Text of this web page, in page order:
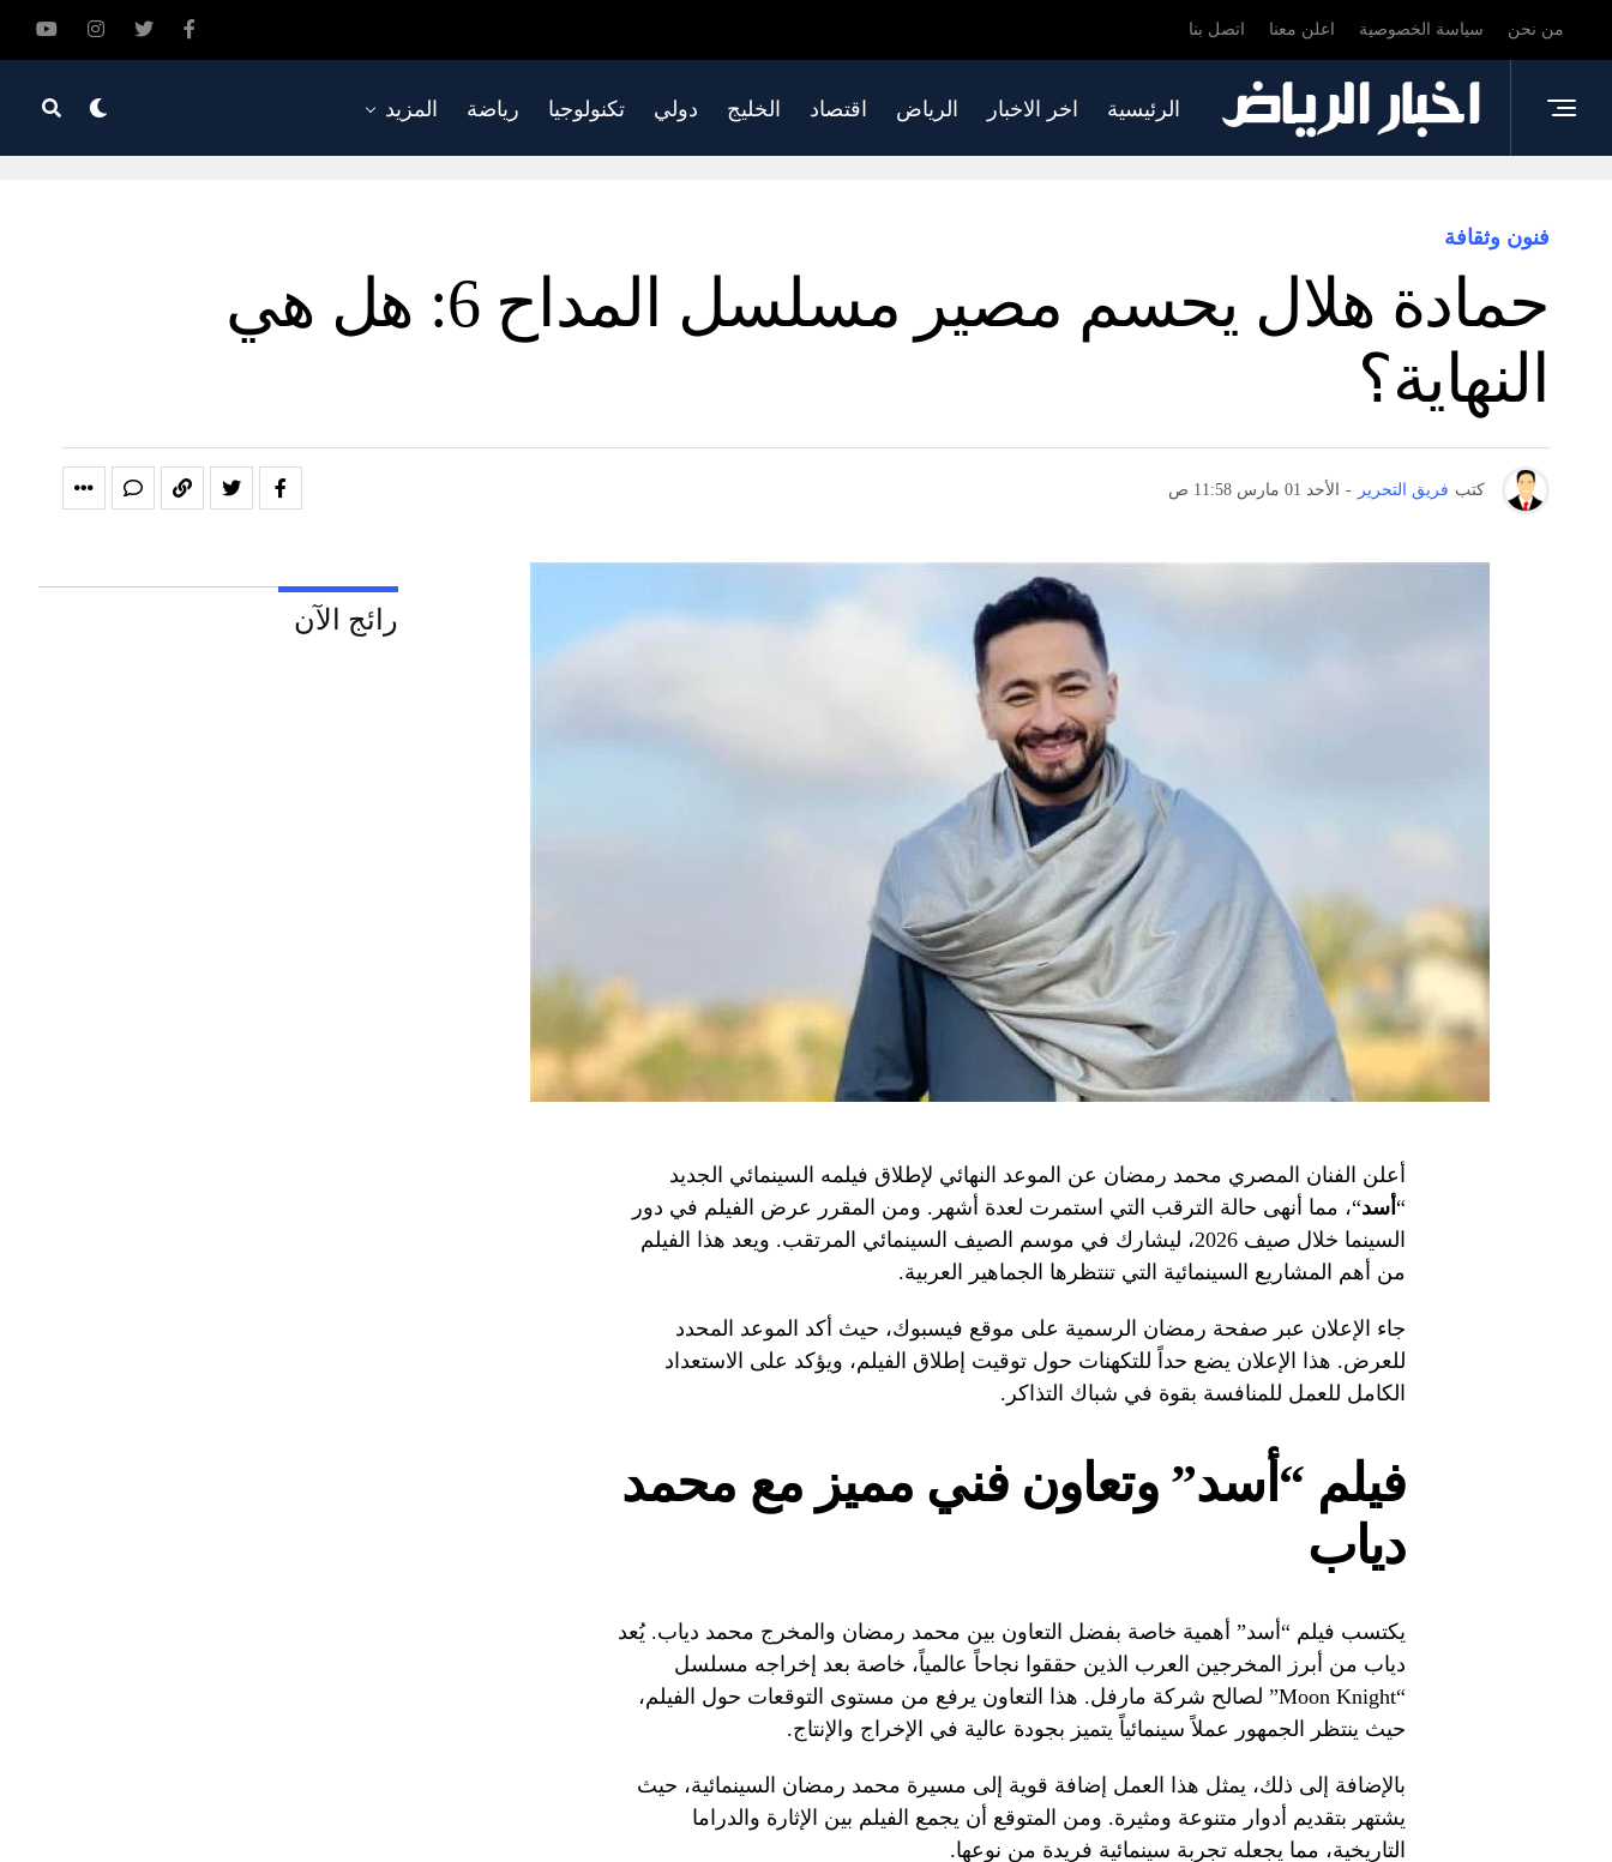
من نحن سياسة الخصوصية اعلن معنا اتصل بنا
الرئيسية اخر الاخبار الرياض اقتصاد الخليج دولي تكنولوجيا رياضة المزيد
فنون وثقافة
حمادة هلال يحسم مصير مسلسل المداح 6: هل هي
النهاية؟
كتب فريق التحرير - الأحد 01 مارس 11:58 ص
أعلن الفنان المصري محمد رمضان عن الموعد النهائي لإطلاق فيلمه السينمائي الجديد
“ أسد“، مما أنهى حالة الترقب التي استمرت لعدة أشهر. ومن المقرر عرض الفيلم في دور
السينما خلال صيف 2026، ليشارك في موسم الصيف السينمائي المرتقب. ويعد هذا الفيلم
من أهم المشاريع السينمائية التي تنتظرها الجماهير العربية.
جاء الإعلان عبر صفحة رمضان الرسمية على موقع فيسبوك، حيث أكد الموعد المحدد
للعرض. هذا الإعلان يضع حداً للتكهنات حول توقيت إطلاق الفيلم، ويؤكد على الاستعداد
الكامل للعمل للمنافسة بقوة في شباك التذاكر.
فيلم “أسد” وتعاون فني مميز مع محمد
دياب
يكتسب فيلم “أسد” أهمية خاصة بفضل التعاون بين محمد رمضان والمخرج محمد دياب. يُعد
دياب من أبرز المخرجين العرب الذين حققوا نجاحاً عالمياً، خاصة بعد إخراجه مسلسل
“Moon Knight” لصالح شركة مارفل. هذا التعاون يرفع من مستوى التوقعات حول الفيلم،
حيث ينتظر الجمهور عملاً سينمائياً يتميز بجودة عالية في الإخراج والإنتاج.
بالإضافة إلى ذلك، يمثل هذا العمل إضافة قوية إلى مسيرة محمد رمضان السينمائية، حيث
يشتهر بتقديم أدوار متنوعة ومثيرة. ومن المتوقع أن يجمع الفيلم بين الإثارة والدراما
التاريخية، مما يجعله تجربة سينمائية فريدة من نوعها.
رائج الآن